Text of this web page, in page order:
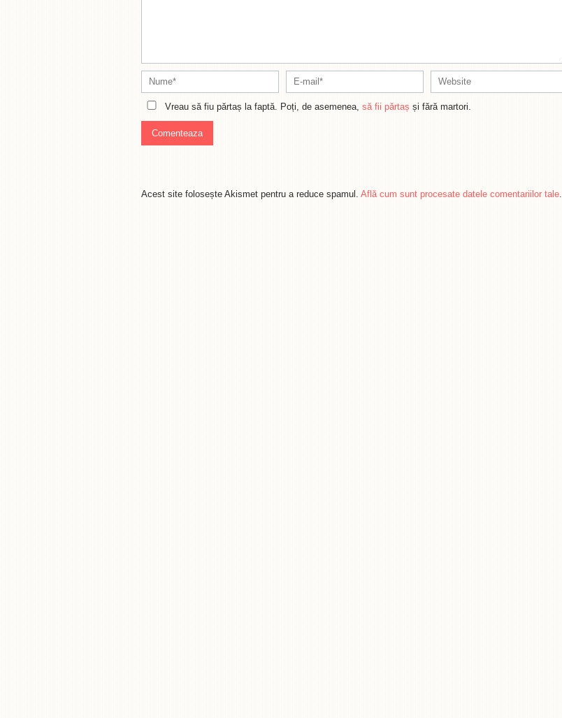
Vreau să fiu părtaș la faptă. Poți, de asemenea, să fii părtaș și fără martori.
Acest site folosește Akismet pentru a reduce spamul. Află cum sunt procesate datele comentariilor tale.